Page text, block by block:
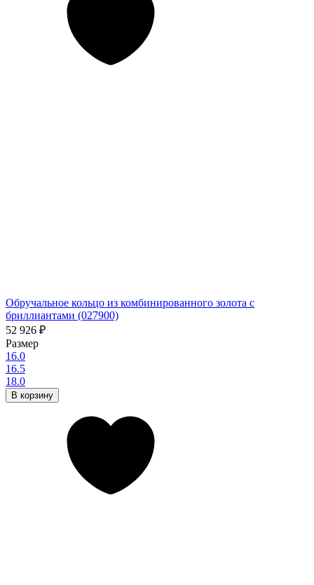
Обручальное кольцо из комбинированного золота с
бриллиантами (027900)
52 926 ₽
Размер
16.0
16.5
18.0
В корзину